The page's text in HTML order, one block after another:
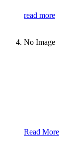
read more
No Image
Read More